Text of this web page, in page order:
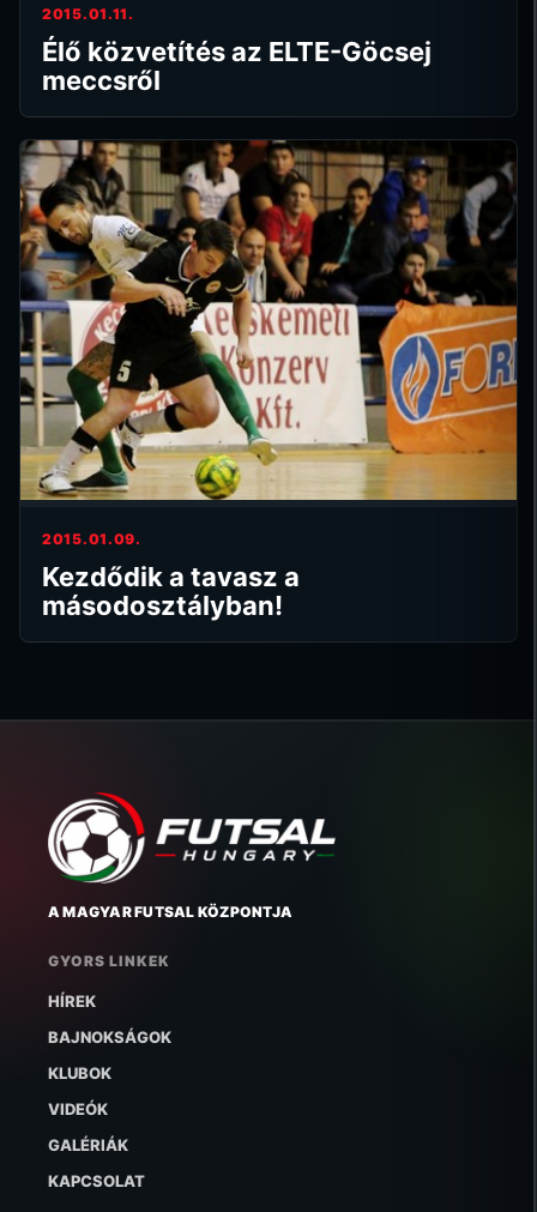
2015.01.11.
Élő közvetítés az ELTE-Göcsej
meccsről
2015.01.09.
Kezdődik a tavasz a
másodosztályban!
A MAGYAR FUTSAL KÖZPONTJA
GYORS LINKEK
HÍREK
BAJNOKSÁGOK
KLUBOK
VIDEÓK
GALÉRIÁK
KAPCSOLAT